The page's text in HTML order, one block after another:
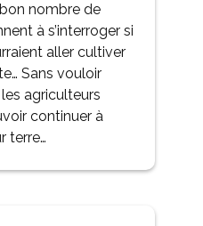
nombre de
à s’interroger si
aller cultiver
Sans vouloir
agriculteurs
continuer à
terre…